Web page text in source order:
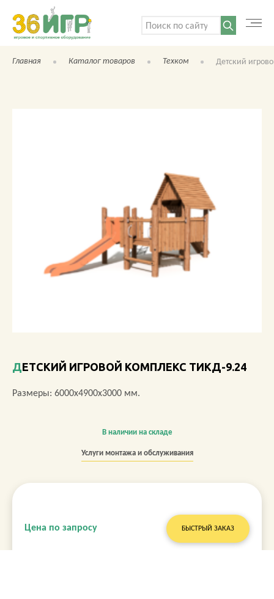
КАТАЛОГ ТОВАРОВ
Поиск:
Главная Каталог товаров Техком Детский
ДЕТСКИЙ ИГРОВОЙ КОМПЛЕКС ТИКД-9.24
Размеры: 6000х4900х3000 мм.
В наличии на складе
Услуги монтажа и обслуживания
Цена по запросу БЫСТРЫЙ ЗАКАЗ